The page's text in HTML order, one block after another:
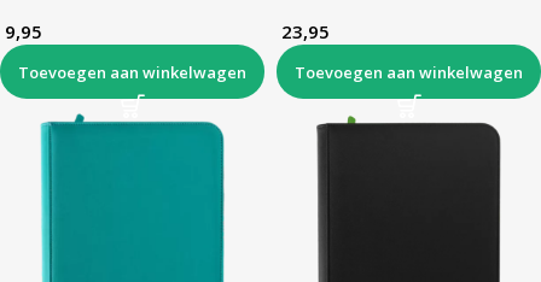
9,95
Toevoegen aan winkelwagen
23,95
Toevoegen aan winkelwagen